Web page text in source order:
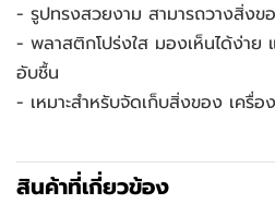
- รูปทรงสวยงาม สามารถวางสิ่งข
- พลาสติกโปร่งใส มองเห็นได้ง่าย
อับชื้น
- เหมาะสำหรับจัดเก็บสิ่งของ เครื่อ
สินค้าที่เกี่ยวข้อง